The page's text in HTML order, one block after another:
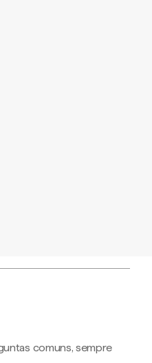
comuns, sempre